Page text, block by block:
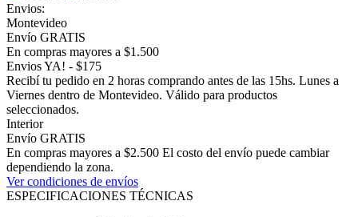
Envios:
Montevideo
Envío GRATIS
En compras mayores a $1.500
Envios YA! - $175
Recibí tu pedido en 2 horas comprando antes de las 15hs. Lunes a
Viernes dentro de Montevideo. Válido para productos
seleccionados.
Interior
Envío GRATIS
En compras mayores a $2.500 El costo del envío puede cambiar
dependiendo la zona.
Ver condiciones de envíos
ESPECIFICACIONES TÉCNICAS